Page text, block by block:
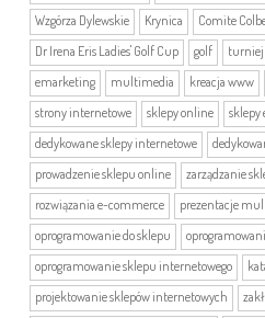
Wzgórza Dylewskie
Krynica Comite
Dr Irena Eris Ladies' Golf Cup
golf turniej
emarketing
multimedia kreacja www
strony internetowe
sklepy online sklepy
dedykowane sklepy internetowe
prowadzenie sklepu online
zarządzanie
rozwiązania e-commerce
prezentacje
oprogramowanie do sklepu
oprogramowanie sklepu internetowego
projektowanie sklepów internetowych